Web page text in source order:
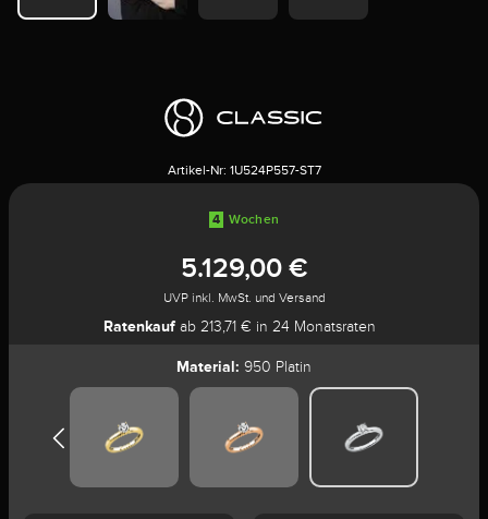
Artikel-Nr: 1U524P557-ST7
4 Wochen
5.129,00 €
UVP inkl. MwSt. und Versand
Ratenkauf ab 213,71 € in 24 Monatsraten
Material: 950 Platin